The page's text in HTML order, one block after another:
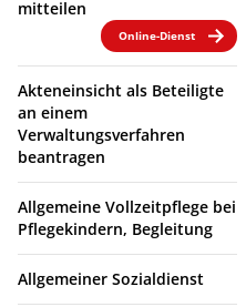
mitteilen
Online-Dienst
Akteneinsicht als Beteiligte
an einem
Verwaltungsverfahren
beantragen
Allgemeine Vollzeitpflege bei
Pflegekindern, Begleitung
Allgemeiner Sozialdienst